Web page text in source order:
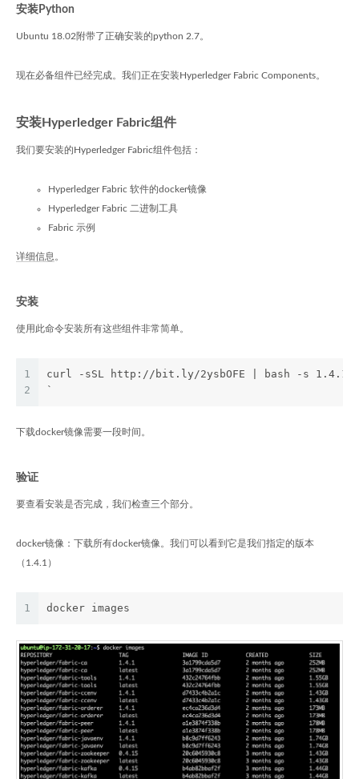
安装Python
Ubuntu 18.02附带了正确安装的python 2.7。
现在必备组件已经完成。我们正在安装Hyperledger Fabric Components。
安装Hyperledger Fabric组件
我们要安装的Hyperledger Fabric组件包括：
Hyperledger Fabric 软件的docker镜像
Hyperledger Fabric 二进制工具
Fabric 示例
详细信息 。
安装
使用此命令安装所有这些组件非常简单。
1
2
curl -sSL http://bit.ly/2ysbOFE | bash -s 1.4.1
`
下载docker镜像需要一段时间。
验证
要查看安装是否完成，我们检查三个部分。
docker镜像：下载所有docker镜像。我们可以看到它是我们指定的版本
（1.4.1）
1 docker images